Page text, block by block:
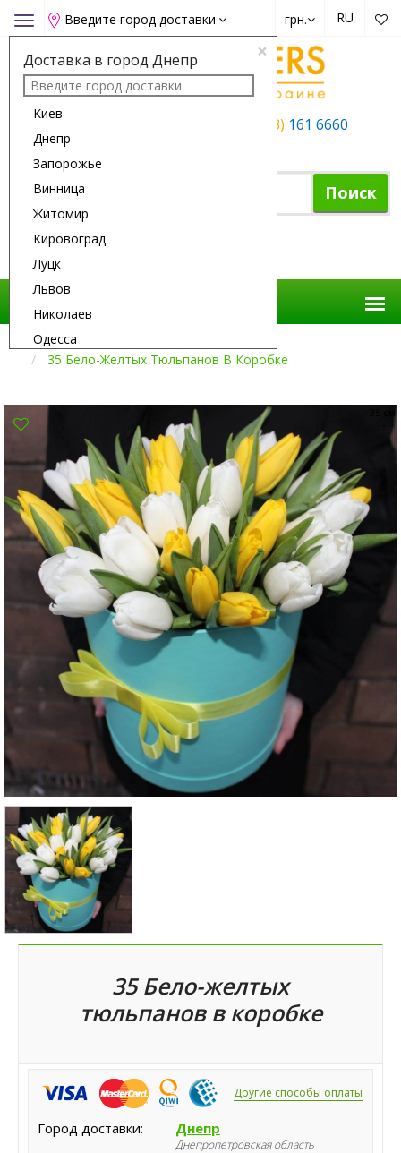
Toggle
navigation
Введите город доставки
×
Доставка в город Днепр
Киев
Днепр
Запорожье
Винница
Житомир
Кировоград
Луцк
Львов
Николаев
Одесса
Полтава
Сумы
Херсон
RU
грн.
+38 (050) +38 (063) 161 6660
Поиск
Доставка Цветов
35 Бело-Желтых Тюльпанов В Коробке
35 см
35 Бело-желтых
тюльпанов в коробке
Другие способы оплаты
Город доставки: Днепр
Днепропетровская область